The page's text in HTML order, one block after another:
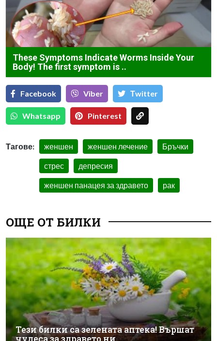
These Symptoms Indicate Worms Inside Your
Body! The first symptom is ..
Facebook Viber Тwitter
Whatsapp Pinterest
Тагове: женшен женшен лечение Бръчки
стрес депресия
женшен панацея за здравето рак
ОЩЕ ОТ БИЛКИ
Тези билки са зелената аптека! Вършат